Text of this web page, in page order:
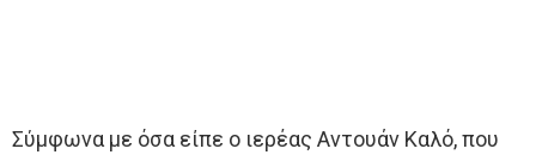
Σύμφωνα με όσα είπε ο ιερέας Αντουάν Καλό, που